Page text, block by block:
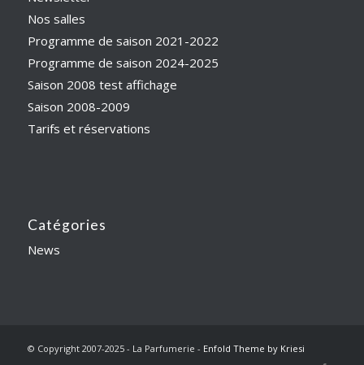
Nos salles
Programme de saison 2021-2022
Programme de saison 2024-2025
Saison 2008 test affichage
Saison 2008-2009
Tarifs et réservations
Catégories
News
© Copyright 2007-2025 - La Parfumerie - Enfold Theme by Kriesi